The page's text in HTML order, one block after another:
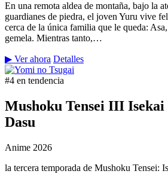
En una remota aldea de montaña, bajo la
guardianes de piedra, el joven Yuru vive
cerca de la única familia que le queda:
gemela. Mientras tanto,…
▶ Ver ahora Detalles
#4 en tendencia
Mushoku Tensei III
Dasu
Anime 2026
la tercera temporada de Mushoku Tensei: